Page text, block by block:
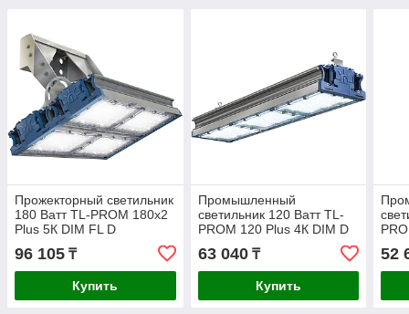
Прожекторный светильник
180 Ватт TL-PROM 180х2
Plus 5К DIM FL D
96 105 ₸
Купить
Промышленный
светильник 120 Ватт TL-
PROM 120 Plus 4К DIM D
63 040₸
Купить
52